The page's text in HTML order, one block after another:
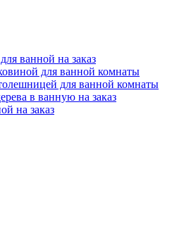
ванной на заказ
для ванной комнаты
для ванной комнаты
в ванную на заказ
на заказ